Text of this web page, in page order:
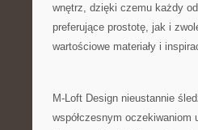
wnętrz, dzięki czemu każdy
preferujące prostotę, jak i
wartościowe materiały i
M-Loft Design nieustannie
współczesnym oczekiwaniom